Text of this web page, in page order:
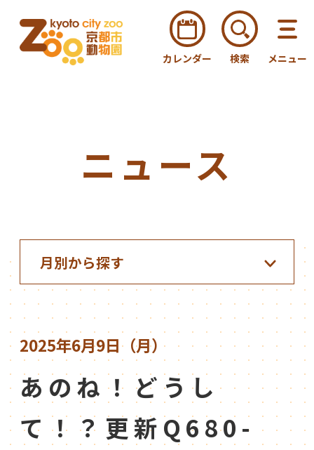
カレンダー 検索 メニュー
ニュース
2025年6月9日（月）
あのね！どうし
て！？更新Q680-